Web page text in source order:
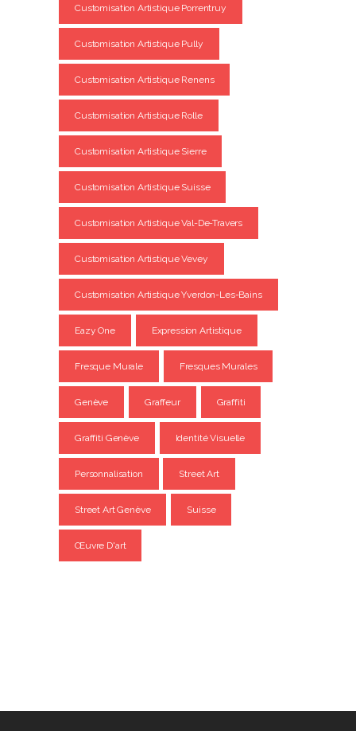
Customisation Artistique Porrentruy
Customisation Artistique Pully
Customisation Artistique Renens
Customisation Artistique Rolle
Customisation Artistique Sierre
Customisation Artistique Suisse
Customisation Artistique Val-De-Travers
Customisation Artistique Vevey
Customisation Artistique Yverdon-Les-Bains
Eazy One Expression Artistique
Fresque Murale Fresques Murales
Genève Graffeur Graffiti
Graffiti Genève Identité Visuelle
Personnalisation Street Art
Street Art Genève Suisse
Œuvre D'art